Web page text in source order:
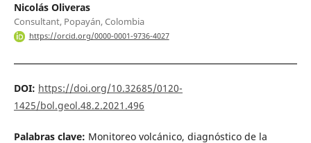
Nicolás Oliveras
Consultant, Popayán, Colombia
https://orcid.org/0000-0001-9736-4027
DOI: https://doi.org/10.32685/0120-
1425/bol.geol.48.2.2021.496
Palabras clave: Monitoreo volcánico, diagnóstico de la